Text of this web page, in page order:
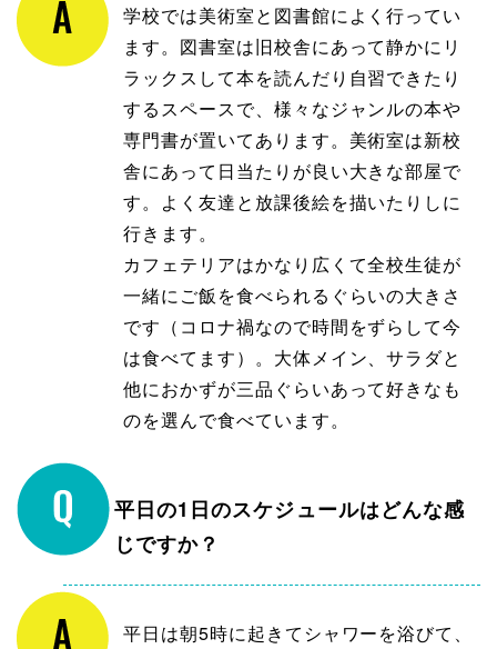
学校では美術室と図書館によく行ってい
ます。図書室は旧校舎にあって静かにリ
ラックスして本を読んだり自習できたり
するスペースで、様々なジャンルの本や
専門書が置いてあります。美術室は新校
舎にあって日当たりが良い大きな部屋で
す。よく友達と放課後絵を描いたりしに
行きます。
カフェテリアはかなり広くて全校生徒が
一緒にご飯を食べられるぐらいの大きさ
です（コロナ禍なので時間をずらして今
は食べてます）。大体メイン、サラダと
他におかずが三品ぐらいあって好きなも
のを選んで食べています。
平日の1日のスケジュールはどんな感
じですか？
平日は朝5時に起きてシャワーを浴びて、